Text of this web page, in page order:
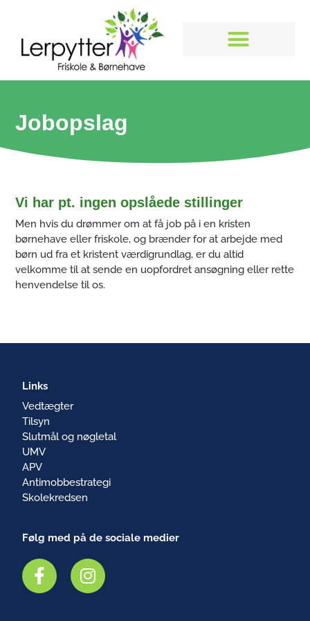
Jobopslag
Vi har pt. ingen opslåede stillinger
Men hvis du drømmer om at få job på i en kristen
børnehave eller friskole, og brænder for at arbejde med
børn ud fra et kristent værdigrundlag, er du altid
velkomme til at sende en uopfordret ansøgning eller rette
henvendelse til os.
Links
Vedtægter
Tilsyn
Slutmål og nøgletal
UMV
APV
Antimobbestrategi
Skolekredsen
Følg med på de sociale medier